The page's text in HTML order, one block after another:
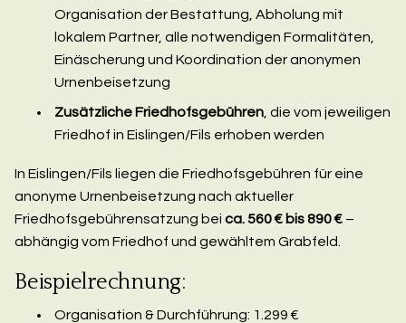
Organisation der Bestattung, Abholung mit
lokalem Partner, alle notwendigen Formalitäten,
Einäscherung und Koordination der anonymen
Urnenbeisetzung
Zusätzliche Friedhofsgebühren , die vom jeweiligen
Friedhof in Eislingen/Fils erhoben werden
In Eislingen/Fils liegen die Friedhofsgebühren für eine
anonyme Urnenbeisetzung nach aktueller
Friedhofsgebührensatzung bei ca. 560 € bis 890 € –
abhängig vom Friedhof und gewähltem Grabfeld.
Beispielrechnung:
Organisation & Durchführung: 1.299 €